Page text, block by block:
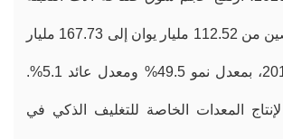
والتغليف في الصين من 112.52 مليار يوان إلى 167.73 مليار
يوان في عام 2019، بمعدل نمو 49.5% ومعدل عائد 5.1%.
المعدات الخاصة للتغليف الذكي في